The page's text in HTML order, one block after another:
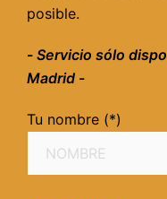
posible.
- Servicio sólo
Madrid -
Tu nombre (*)